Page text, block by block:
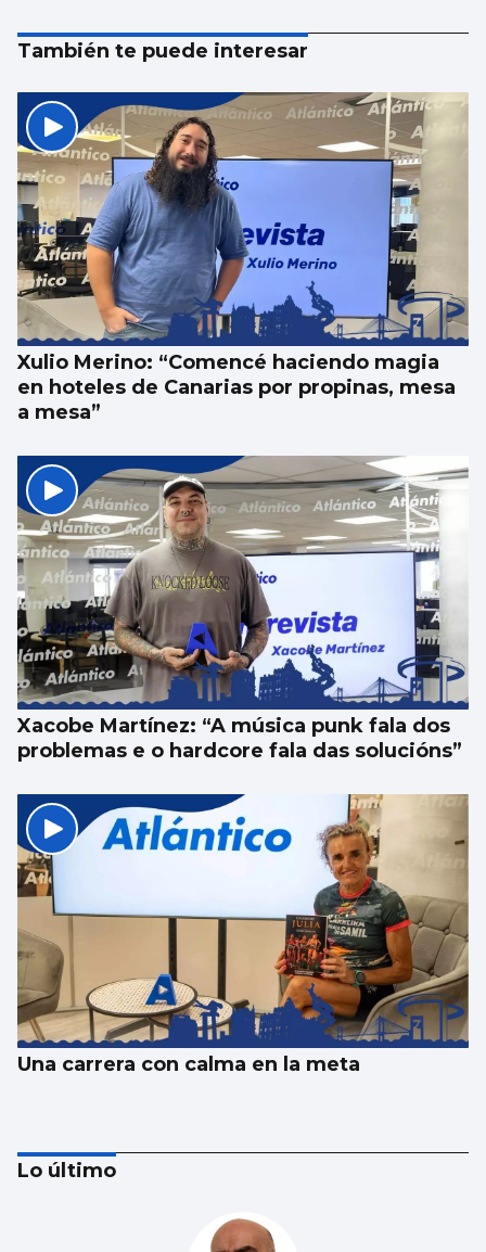
También te puede interesar
Xulio Merino: “Comencé haciendo magia
en hoteles de Canarias por propinas, mesa
a mesa”
Xacobe Martínez: “A música punk fala dos
problemas e o hardcore fala das solucións”
Una carrera con calma en la meta
Lo último